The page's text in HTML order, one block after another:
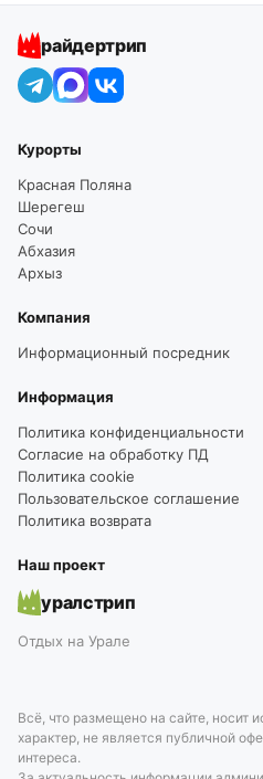
райдертрип
Курорты
Красная Поляна
Шерегеш
Сочи
Абхазия
Архыз
Компания
Информационный посредник
Информация
Политика конфиденциальности
Согласие на обработку ПД
Политика cookie
Пользовательское соглашение
Политика возврата
Наш проект
уралстрип
Отдых на Урале
Всё, что размещено на сайте, носит
характер, не является публичной
интереса.